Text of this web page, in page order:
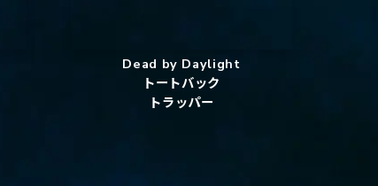
Dead by Daylight
トートバック
トラッパー